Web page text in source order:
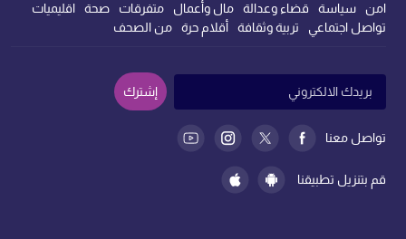
امن سياسة قضاء وعدالة مال وأعمال متفرقات صحة
اقليميات
تواصل اجتماعي
تربية وثقافة أقلام حرة من الصحف
قم بتنزيل تطبيقنا
تواصل معنا
إشترك